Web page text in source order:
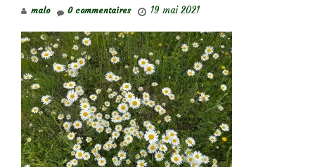
malo 19 mai 2021
0 commentaires